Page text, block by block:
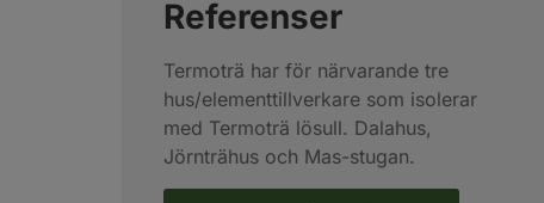
Referenser
Termoträ har för närvarande tre
hus/elementtillverkare som isolerar
med Termoträ lösull. Dalahus,
Jörnträhus och Mas-stugan.